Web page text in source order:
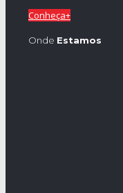
Conheça+
Onde Estamos